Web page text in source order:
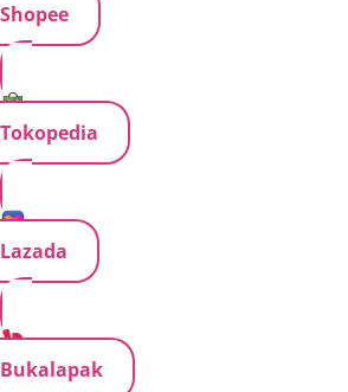
Shopee
Tokopedia
Lazada
Bukalapak